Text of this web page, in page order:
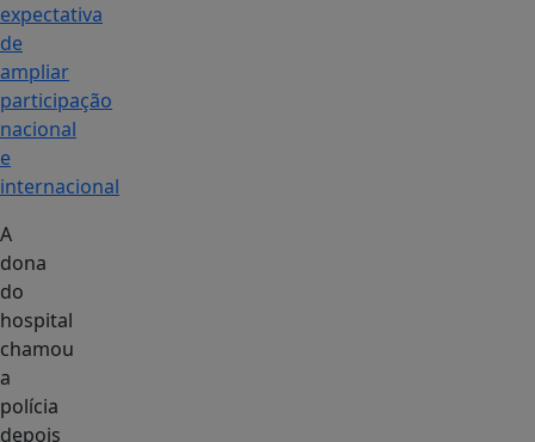
expectativa
de
ampliar
participação
nacional
e
internacional
A
dona
do
hospital
chamou
a
polícia
depois